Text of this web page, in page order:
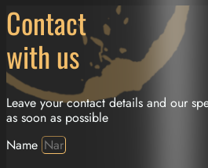
Contact
with us
Leave your contact details and our
as soon as possible
Name